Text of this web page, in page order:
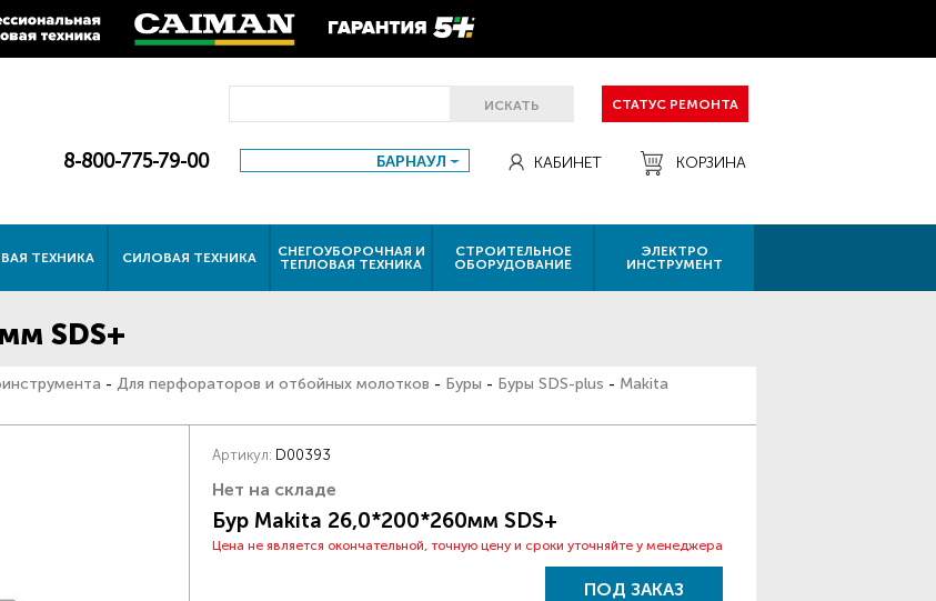
ИСКАТЬ СТАТУС РЕМОНТА
8-800-775-79-00 БАРНАУЛ КАБИНЕТ КОРЗИНА
ТЕХНИКА СИЛОВАЯ ТЕХНИКА
СНЕГОУБОРОЧНАЯ И
ТЕПЛОВАЯ ТЕХНИКА
СТРОИТЕЛЬНОЕ
ОБОРУДОВАНИЕ
ЭЛЕКТРО
ИНСТРУМЕНТ
SDS+
- Для перфораторов и отбойных молотков - Буры - Буры SDS-plus - Makita
Артикул: D00393
Нет на складе
Бур Makita 26,0*200*260мм SDS+
Цена не является окончательной, точную цену и сроки уточняйте у менеджера
ПОД ЗАКАЗ